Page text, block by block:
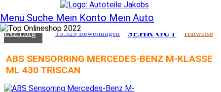
.org 15.329 Bewertungen SEHR GUT
.org 15.329 Bewertungen SEHR GUT Hinweise
Menü Suche Mein Konto Mein Auto
ABS SENSORRING MERCEDES-BENZ M-KLASSE
ML 430 TRISCAN